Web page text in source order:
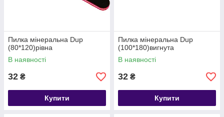
Пилка мінеральна Dup
(80*120)рівна
В наявності
32 ₴
Купити
Пилка мінеральна Dup
(100*180)вигнута
В наявності
32 ₴
Купити